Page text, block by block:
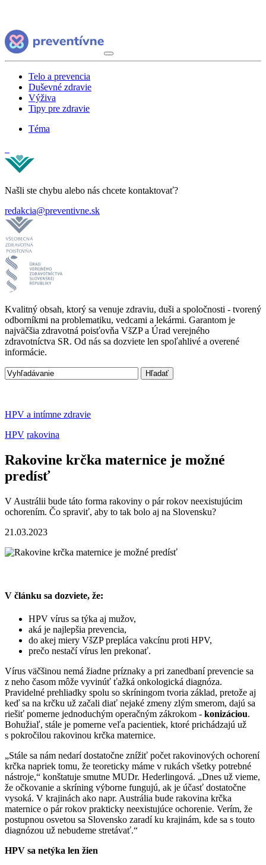
Telo a prevencia
Duševné zdravie
Výživa
Tipy pre zdravie
Téma
Našli ste chybu alebo nás chcete kontaktovať?
redakcia@preventivne.sk
Kvalitný obsah, ktorý sa venuje zdraviu, duši a spoločnosti - tvorený
odborníkmi na problematiku, vedcami a lekármi. Garantom je
najväčšia zdravotná poisťovňa VšZP a Úrad verejného
zdravotníctva SR. Od nás sa dozviete len spoľahlivé a overené
informácie.
HPV a intímne zdravie
HPV rakovina
Rakovine krčka maternice je možné
predísť
V Austrálii bude táto forma rakoviny o pár rokov neexistujúcim
ochorením. Čo spraviť, aby to tak bolo aj na Slovensku?
21.03.2023
V článku sa dozviete, že:
HPV vírus sa týka aj mužov,
aká je najlepšia prevencia,
do akej miery VšZP prepláca vakcínu proti HPV,
prečo nestačí vírus len prekonať.
Vírus väčšinou nemá žiadne príznaky a pri zanedbaní prevencie sa
z neho časom môže vyvinúť ťažká onkologická diagnóza.
Pravidelné prehliadky spolu so skríningom tvoria základ, pretože aj
keď sa na krčku už začali diať nejaké zmeny zlým smerom, dajú sa
riešiť pomerne jednoduchým operačným zákrokom - konizáciou.
Bohužiaľ, stále je pomerne veľa pacientiek, ktoré prichádzajú už
s pokročilou rakovinou krčka maternice.
„Stále sa nám nedarí dostatočne znížiť počet rakovinových ochorení
krčka napriek tomu, že teoreticky máme v rukách všetky potrebné
nástroje,“ konštatuje smutne MUDr. Hederlingová. „Dnes už vieme,
že očkovanie a skríning výborne fungujú, ak je účasť dostatočne
vysoká. V krajinách ako napr. Austrália bude rakovina krčka
maternice o pár rokov prakticky neexistujúce ochorenie. Verím, že
postupnou osvetou sa Slovensko zaradí ku krajinám, kde sa s touto
diagnózou už nebudeme stretávať.“
HPV sa netýka len žien